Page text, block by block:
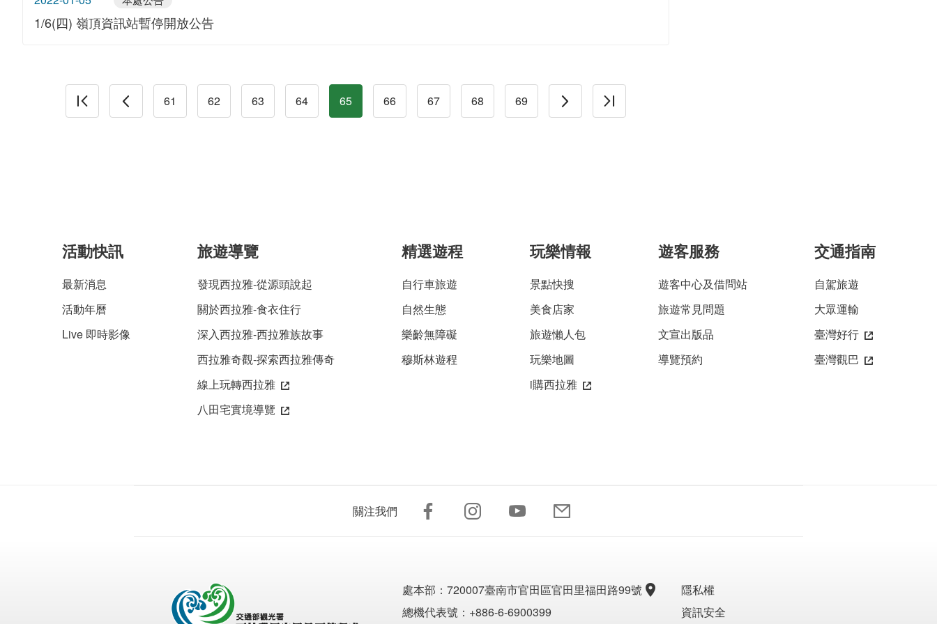
1/6(四) 嶺頂資訊站暫停開放公告
61 62 63 64 65 66 67 68 69
活動快訊
最新消息
活動年曆
Live 即時影像
旅遊導覽
發現西拉雅-從源頭說起
關於西拉雅-食衣住行
深入西拉雅-西拉雅族故事
西拉雅奇觀-探索西拉雅傳奇
線上玩轉西拉雅
八田宅實境導覽
精選遊程
自行車旅遊
自然生態
樂齡無障礙
穆斯林遊程
玩樂情報
景點快搜
美食店家
旅遊懶人包
玩樂地圖
i購西拉雅
遊客服務
遊客中心及借問站
旅遊常見問題
文宣出版品
導覽預約
交通指南
自駕旅遊
大眾運輸
臺灣好行
臺灣觀巴
關注我們
處本部： 720007臺南市官田區官田里福田路99號
總機代表號：+886-6-6900399
隱私權
資訊安全